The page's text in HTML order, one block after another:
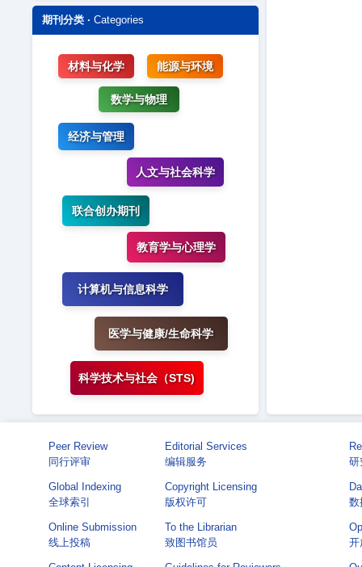
期刊分类 · Categories
材料与化学 能源与环境
数学与物理
经济与管理
人文与社会科学
联合创办期刊
教育学与心理学
计算机与信息科学
医学与健康/生命科学
科学技术与社会（STS)
Peer Review
同行评审
Editorial Services
编辑服务
研
Global Indexing
全球索引
Copyright Licensing
版权许可
数
Online Submission
线上投稿
To the Librarian
致图书馆员
开